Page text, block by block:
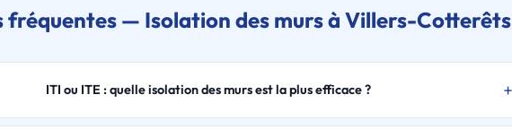
fréquentes — Isolation des murs à Villers-Cotterêts
ITI ou ITE : quelle isolation des murs est la plus efficace ?